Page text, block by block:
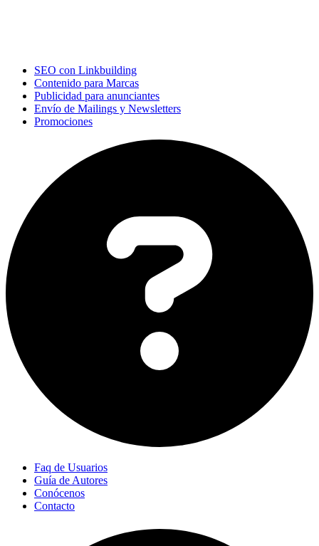
SEO con Linkbuilding
Contenido para Marcas
Publicidad para anunciantes
Envío de Mailings y Newsletters
Promociones
Faq de Usuarios
Guía de Autores
Conócenos
Contacto